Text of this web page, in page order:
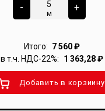
-
м
+
Итого: 7 560₽
в т.ч. НДС-22%:
1 363,28₽
Добавить в корзиину